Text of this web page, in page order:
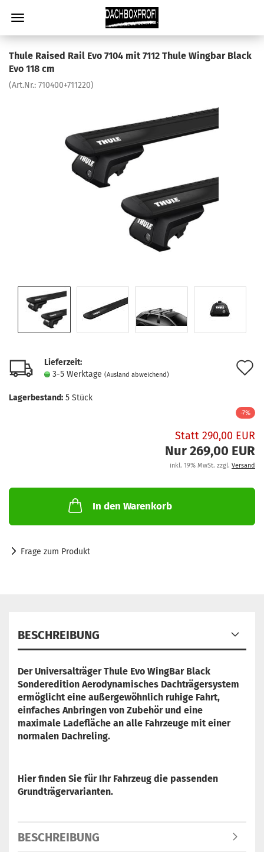
Thule Raised Rail Evo 7104 mit 7112 Thule Wingbar Black
Evo 118 cm
(Art.Nr.: 710400+711220)
Lieferzeit:
3-5 Werktage (Ausland abweichend)
Lagerbestand: 5 Stück
-7%
Statt 290,00 EUR
Nur 269,00 EUR
inkl. 19% MwSt. zzgl. Versand
In den Warenkorb
Frage zum Produkt
BESCHREIBUNG
Der Universalträger Thule Evo WingBar Black
Sonderedition Aerodynamisches Dachträgersystem
ermöglicht eine außergewöhnlich ruhige Fahrt,
einfaches Anbringen von Zubehör und eine
maximale Ladefläche an alle Fahrzeuge mit einer
normalen Dachreling.
Hier finden Sie für Ihr Fahrzeug die passenden
Grundträgervarianten.
BESCHREIBUNG